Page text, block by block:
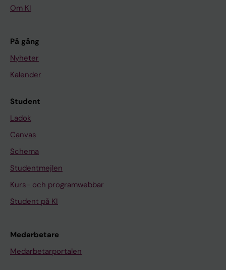
Om KI
På gång
Nyheter
Kalender
Student
Ladok
Canvas
Schema
Studentmejlen
Kurs- och programwebbar
Student på KI
Medarbetare
Medarbetarportalen